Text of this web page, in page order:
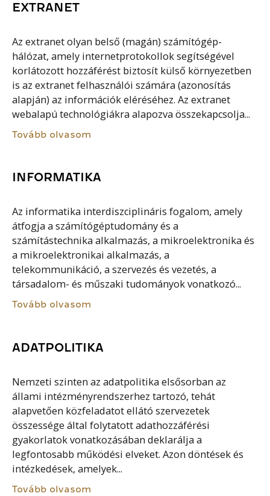
EXTRANET
Az extranet olyan belső (magán) számítógép-
hálózat, amely internetprotokollok segítségével
korlátozott hozzáférést biztosít külső környezetben
is az extranet felhasználói számára (azonosítás
alapján) az információk eléréséhez. Az extranet
webalapú technológiákra alapozva összekapcsolja...
Tovább olvasom
INFORMATIKA
Az informatika interdiszciplináris fogalom, amely
átfogja a számítógéptudomány és a
számítástechnika alkalmazás, a mikroelektronika és
a mikroelektronikai alkalmazás, a
telekommunikáció, a szervezés és vezetés, a
társadalom- és műszaki tudományok vonatkozó...
Tovább olvasom
ADATPOLITIKA
Nemzeti szinten az adatpolitika elsősorban az
állami intézményrendszerhez tartozó, tehát
alapvetően közfeladatot ellátó szervezetek
összessége által folytatott adathozzáférési
gyakorlatok vonatkozásában deklarálja a
legfontosabb működési elveket. Azon döntések és
intézkedések, amelyek...
Tovább olvasom